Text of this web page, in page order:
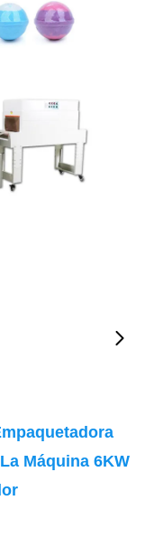
Máquina 6KW